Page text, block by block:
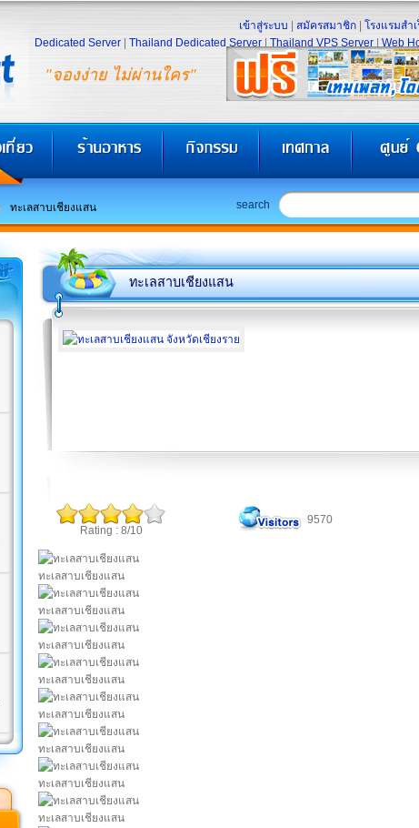
"จองง่าย ไม่ผ่านใคร"
เข้าสู่ระบบ สมัครสมาชิก โรงแรมสำเ
Dedicated Server
Thailand Dedicated Server Thailand VPS Server Web
ทะเลสาบเชียงแสน search
ทะเลสาบเชียงแสน
Rating : 8/10
9570
ทะเลสาบเชียงแสน
ทะเลสาบเชียงแสน
ทะเลสาบเชียงแสน
ทะเลสาบเชียงแสน
ทะเลสาบเชียงแสน
ทะเลสาบเชียงแสน
ทะเลสาบเชียงแสน
ทะเลสาบเชียงแสน